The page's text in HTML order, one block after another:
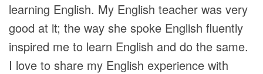
learning English. My English teacher was very
good at it; the way she spoke English fluently
inspired me to learn English and do the same.
I love to share my English experience with